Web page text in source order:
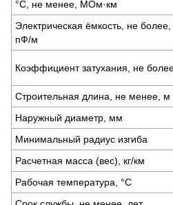
°С, не менее, МОм·км
Электрическая ёмкость, не более,
пФ/м
Коэффициент затухания, не
Строительная длина, не менее, м
Наружный диаметр, мм
Минимальный радиус изгиба
Расчетная масса (вес), кг/км
Рабочая температура, °C